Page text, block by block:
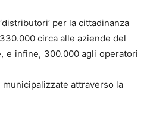
per la cittadinanza
circa alle aziende del
e infine, 300.000 agli operatori
attraverso la